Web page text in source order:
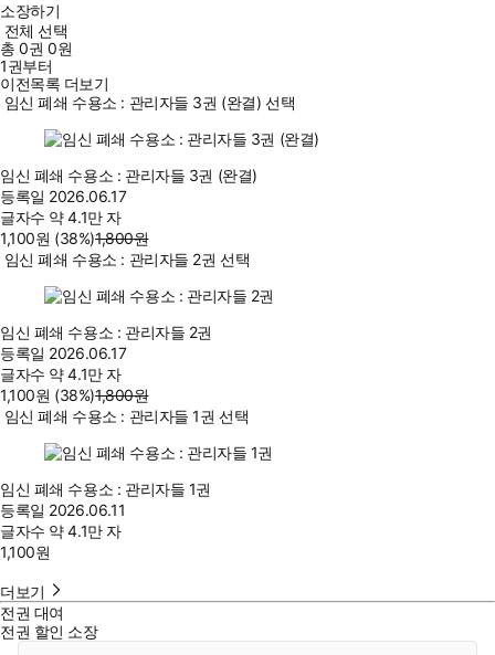
소장하기
전체 선택
총0권 0원
1권부터
이전목록 더보기
임신 폐쇄 수용소 : 관리자들 3권 (완결) 선택
임신 폐쇄 수용소 : 관리자들 3권 (완결)
등록일 2026.06.17
글자수 약 4.1만 자
1,100원 (38%)1,800원
임신 폐쇄 수용소 : 관리자들 2권 선택
임신 폐쇄 수용소 : 관리자들 2권
등록일 2026.06.17
글자수 약 4.1만 자
1,100원 (38%)1,800원
임신 폐쇄 수용소 : 관리자들 1권 선택
임신 폐쇄 수용소 : 관리자들 1권
등록일 2026.06.11
글자수 약 4.1만 자
1,100원
더보기
전권 대여
전권 할인 소장